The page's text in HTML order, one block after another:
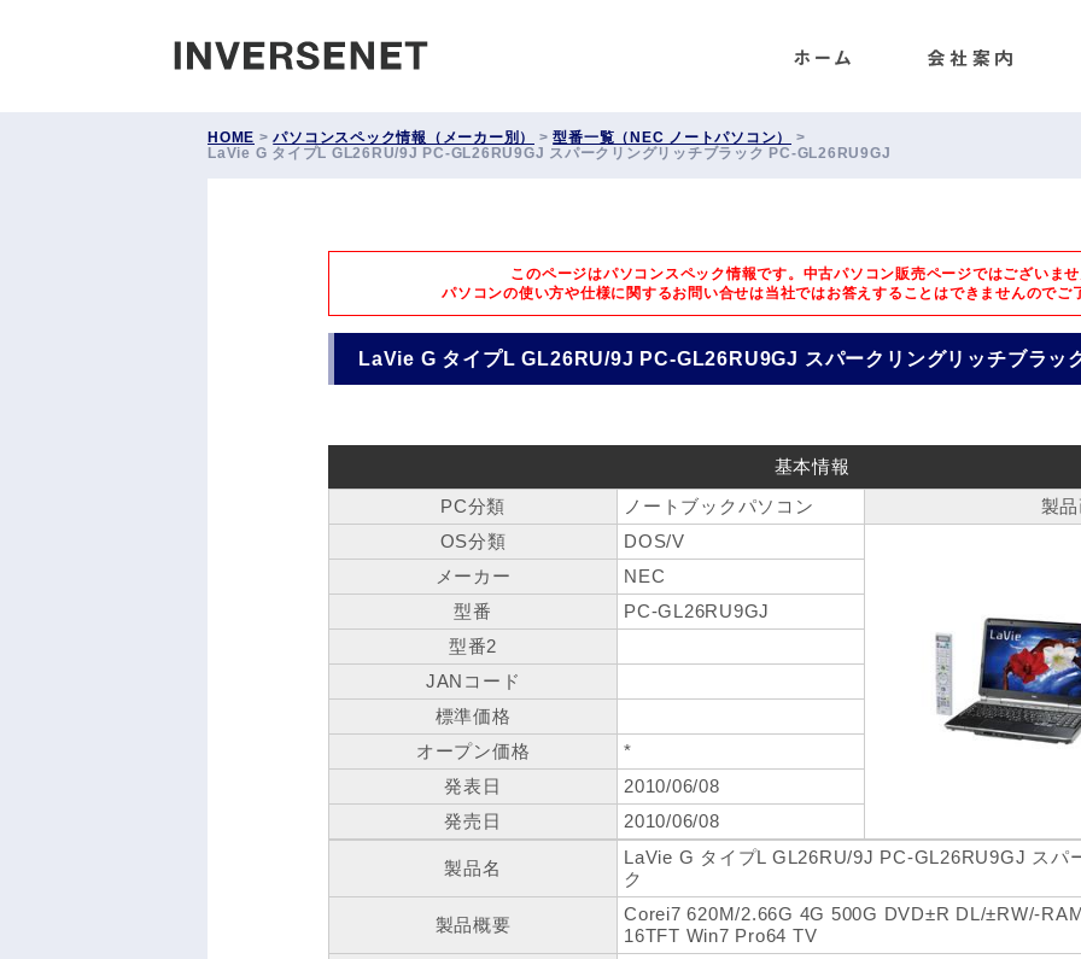
HOME >パソコンスペック情報（メーカー別） >型番一覧（NEC ノートパソコン）
>
LaVie G タイプL GL26RU/9J PC-GL26RU9GJ スパークリングリッチブラック PC-GL26RU9GJ
このページはパソコンスペック情報です。中古パソコン販売ページではございま
パソコンの使い方や仕様に関するお問い合せは当社ではお答えすることはできませんのでご
LaVie G タイプL GL26RU/9J PC-GL26RU9GJ スパークリングリッチブラッ
基本情報
PC分類
ノートブックパソコン
製
OS分類
DOS/V
メーカー
NEC
型番
PC-GL26RU9GJ
型番2
JANコード
標準価格
オープン価格
*
発表日
2010/06/08
発売日
2010/06/08
製品名
LaVie G タイプL GL26RU/9J PC-GL26RU9GJ スパ
ク
製品概要
Corei7 620M/2.66G 4G 500G DVD±R DL/±RW/-
16TFT Win7 Pro64 TV